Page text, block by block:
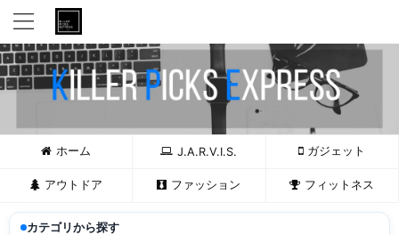
ホーム J.A.R.V.I.S. ガジェット
アウトドア ファッション フィットネス
カテゴリから探す